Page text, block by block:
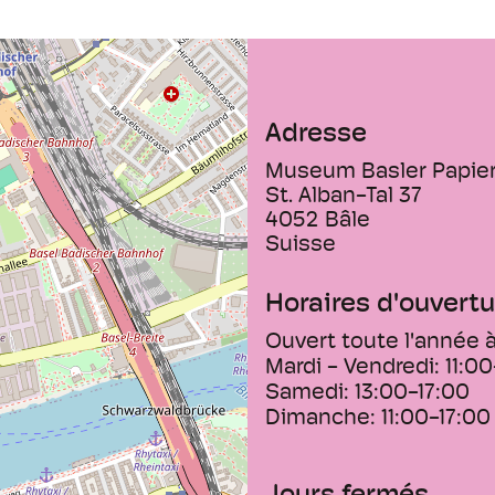
du moyen âge en
Depuis 1980, les
musée du papier
produit du papier
étage témoignent
Gallician.
Adresse
Museum Basler
St. Alban-Tal 37
4052 Bâle
Suisse
Horaires
Ouvert toute l'année
Mardi - Vendredi:
Samedi: 13:00-17:00
Dimanche: 11:00-17:00